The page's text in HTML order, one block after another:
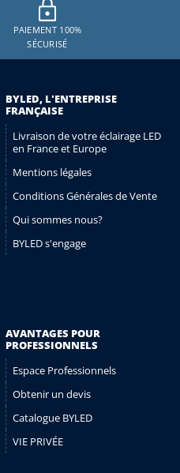
PAIEMENT 100%
SÉCURISÉ
BYLED, L'ENTREPRISE
FRANÇAISE
Livraison de votre éclairage LED
en France et Europe
Mentions légales
Conditions Générales de Vente
Qui sommes nous?
BYLED s'engage
AVANTAGES POUR
PROFESSIONNELS
Espace Professionnels
Obtenir un devis
Catalogue BYLED
VIE PRIVÉE